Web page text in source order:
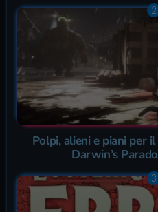
Polpi, alieni e piani per
Darwin’s